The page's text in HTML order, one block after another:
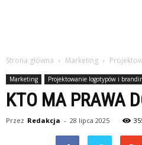
Strona główna Marketing
Marketing Projektowanie logotypów i
KTO MA PRAWA
Przez Redakcja - 28 lipca 2025